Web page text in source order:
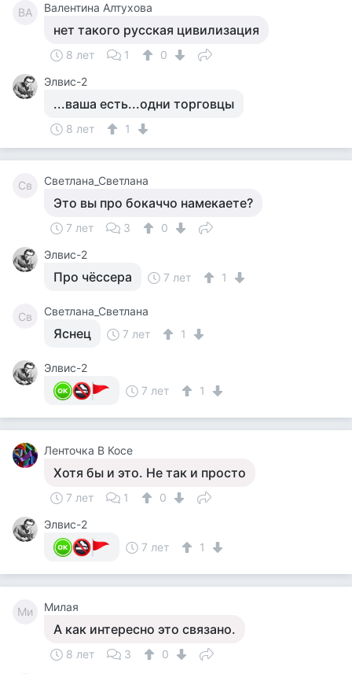
ВА Валентина Алтухова
нет такого русская цивилизация
8 лет 1
0
Элвис-2
...ваша есть...одни торговцы
8 лет 1
Св Светлана_Светлана
Это вы про бокаччо намекаете?
7 лет 3
0
Элвис-2
Про чёссера 7 лет 1
Св Светлана_Светлана
Яснец 7 лет 1
Элвис-2
7 лет
1
Ленточка В Косе
Хотя бы и это. Не так и просто
7 лет 1
0
Элвис-2
7 лет
1
Ми Милая
А как интересно это связано.
8 лет 3 0